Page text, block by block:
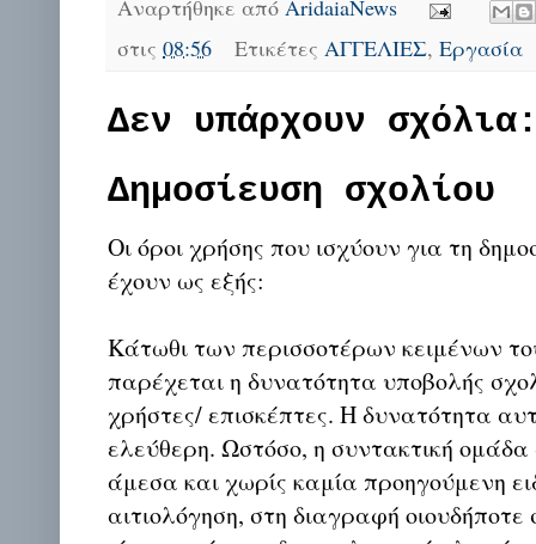
Αναρτήθηκε από AridaiaNews
στις 08:56 Ετικέτες ΑΓΓΕΛΙΕΣ,Εργασία
Δεν υπάρχουν
Δημοσίευση σχολίου
Οι όροι χρήσης που ισχύουν για τη
έχουν ως εξής:
Κάτωθι των περισσοτέρων κειμένων
παρέχεται η δυνατότητα υποβολής
χρήστες/ επισκέπτες. Η δυνατότητα
ελεύθερη. Ωστόσο, η συντακτική
άμεσα και χωρίς καμία προηγούμενη
αιτιολόγηση, στη διαγραφή οιουδήποτε